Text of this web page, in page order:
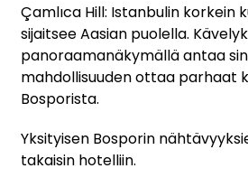
Çamlıca Hill: Istanbulin korkein
sijaitsee Aasian puolella.
panoraamanäkymällä antaa
mahdollisuuden ottaa parhaat
Bosporista.
Yksityisen Bosporin
takaisin hotelliin.